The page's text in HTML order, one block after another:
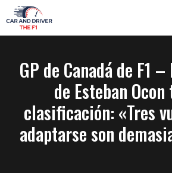
Saltar
al
contenido
GP de Canadá de F1
de Esteban
clasificación: «Tres
adaptarse son